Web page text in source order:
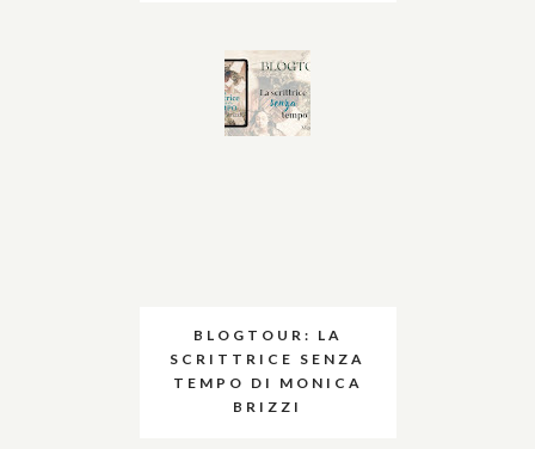
BLOGTOUR: LA
SCRITTRICE SENZA
TEMPO DI MONICA
BRIZZI